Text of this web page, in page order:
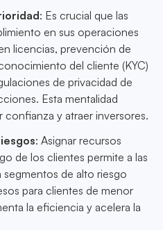
: Es crucial que las
en sus operaciones
licencias, prevención de
del cliente (KYC)
de privacidad de
Esta mentalidad
confianza y atraer inversores.
: Asignar recursos
de los clientes permite a las
de alto riesgo
para clientes de menor
la eficiencia y acelera la